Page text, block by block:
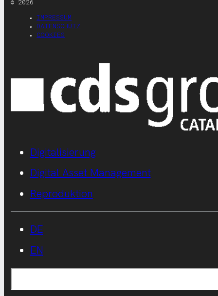
© 2026
IMPRESSUM
DATENSCHUTZ
COOKIES
Digitalisierung
Digital Asset Management
Reproduktion
DE
EN
Suchen